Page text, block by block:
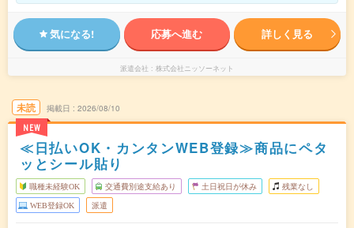
気になる! 応募へ進む 詳しく見る
派遣会社 株式会社ニッソーネット
未読
NEW
掲載日 2026/08/10
≪日払いOK・カンタンWEB登録≫商品にペタ
ッとシール貼り
職種未経験OK 交通費別途支給あり 土日祝日が休み 残業なし
WEB登録OK 派遣